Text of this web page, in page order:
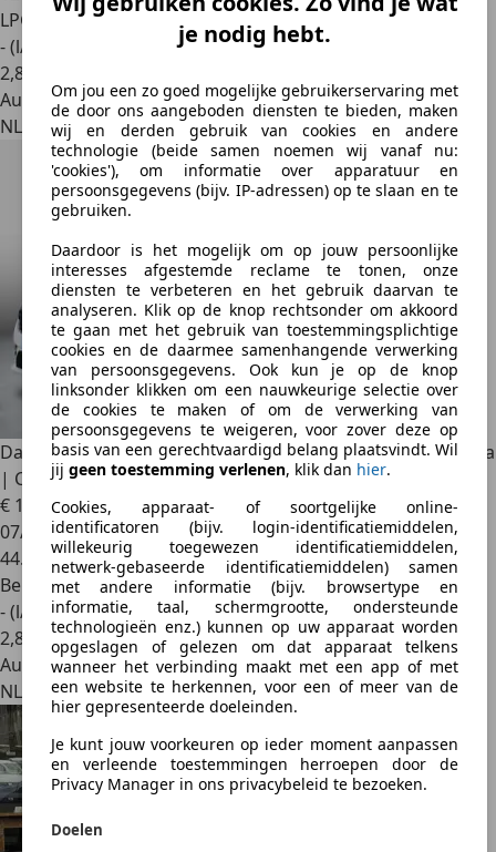
je nodig hebt.
Om jou een zo goed mogelijke gebruikerservaring met
de door ons aangeboden diensten te bieden, maken
wij en derden gebruik van cookies en andere
technologie (beide samen noemen wij vanaf nu:
'cookies'), om informatie over apparatuur en
persoonsgegevens (bijv. IP-adressen) op te slaan en te
gebruiken.
Daardoor is het mogelijk om op jouw persoonlijke
interesses afgestemde reclame te tonen, onze
diensten te verbeteren en het gebruik daarvan te
analyseren. Klik op de knop rechtsonder om akkoord
te gaan met het gebruik van toestemmingsplichtige
cookies en de daarmee samenhangende verwerking
van persoonsgegevens. Ook kun je op de knop
linksonder klikken om een nauwkeurige selectie over
de cookies te maken of om de verwerking van
persoonsgegevens te weigeren, voor zover deze op
basis van een gerechtvaardigd belang plaatsvindt. Wil
jij geen toestemming verlenen, klik dan hier.
Cookies, apparaat- of soortgelijke online-
identificatoren (bijv. login-identificatiemiddelen,
willekeurig toegewezen identificatiemiddelen,
netwerk-gebaseerde identificatiemiddelen) samen
met andere informatie (bijv. browsertype en
informatie, taal, schermgrootte, ondersteunde
technologieën enz.) kunnen op uw apparaat worden
opgeslagen of gelezen om dat apparaat telkens
wanneer het verbinding maakt met een app of met
een website te herkennen, voor een of meer van de
hier gepresenteerde doeleinden.
Je kunt jouw voorkeuren op ieder moment aanpassen
en verleende toestemmingen herroepen door de
Privacy Manager in ons privacybeleid te bezoeken.
Doelen
LPG
- (l/100 km)
2,8
Autobedrijf
NL 9502 EZ
Dacia Sandero 1.0 TCe 90 Comfort Airco | Carplay | Camera
| Crui
€ 12.4951
07/2021
44.477 km
Benzine
- (l/100 km)
2,8
Autobedrijf
NL 3861 KG